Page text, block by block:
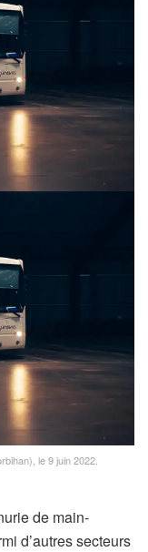
le 9 juin 2022.
de main-
d’autres secteurs